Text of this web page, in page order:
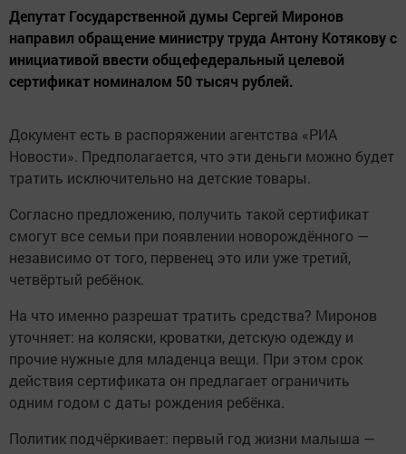
Депутат Государственной думы Сергей Миронов
направил обращение министру труда Антону Котякову с
инициативой ввести общефедеральный целевой
сертификат номиналом 50 тысяч рублей.
Документ есть в распоряжении агентства «РИА
Новости». Предполагается, что эти деньги можно будет
тратить исключительно на детские товары.
Согласно предложению, получить такой сертификат
смогут все семьи при появлении новорождённого —
независимо от того, первенец это или уже третий,
четвёртый ребёнок.
На что именно разрешат тратить средства? Миронов
уточняет: на коляски, кроватки, детскую одежду и
прочие нужные для младенца вещи. При этом срок
действия сертификата он предлагает ограничить
одним годом с даты рождения ребёнка.
Политик подчёркивает: первый год жизни малыша —